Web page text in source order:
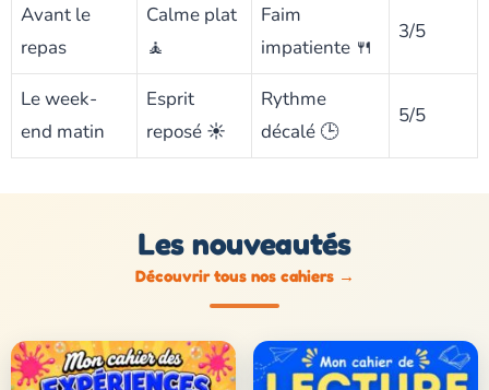
Avant le
repas
Calme plat
🧘
Faim
impatiente 🍴
3/5
Le week-
end matin
Esprit
reposé ☀️
Rythme
décalé 🕒
5/5
Les nouveautés
Découvrir tous nos cahiers →